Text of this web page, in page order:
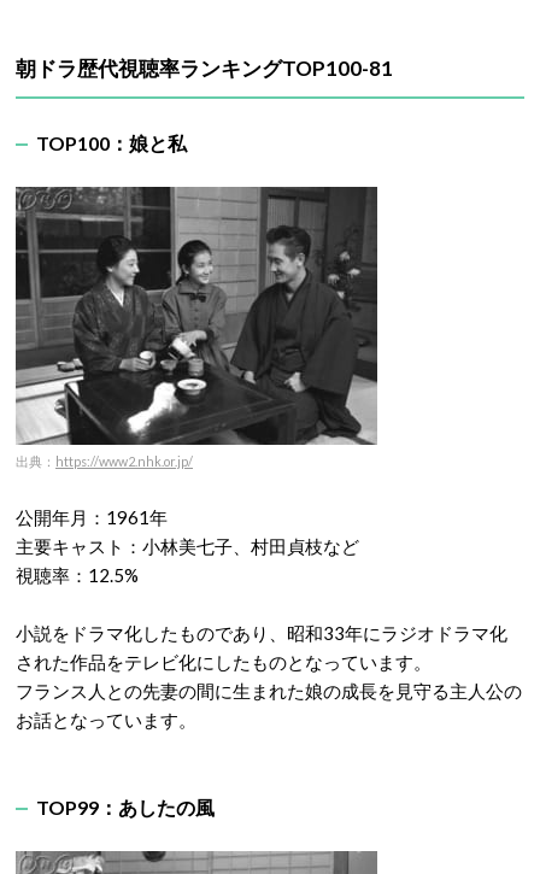
朝ドラ歴代視聴率ランキングTOP100-81
TOP100：娘と私
出典： https://www2.nhk.or.jp/
公開年月：1961年
主要キャスト：小林美七子、村田貞枝など
視聴率：12.5%
小説をドラマ化したものであり、昭和33年にラジオドラマ化
された作品をテレビ化にしたものとなっています。
フランス人との先妻の間に生まれた娘の成長を見守る主人公の
お話となっています。
TOP99：あしたの風